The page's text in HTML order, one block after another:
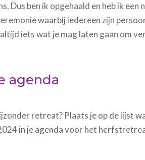
Dus ben ik opgehaald en heb ik
waarbij iedereen zijn
iets wat je mag laten gaan om
agenda
retreat? Plaats je op de
in je agenda voor het